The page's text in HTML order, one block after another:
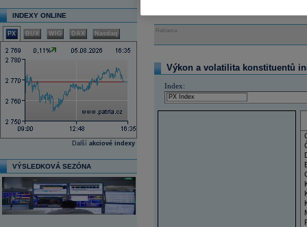
INDEXY ONLINE
PX BUX WIG DAX Nasdaq
Další akciové indexy
VÝSLEDKOVÁ SEZÓNA
Reklama
Výkon a volatilita konstituentů
Index: